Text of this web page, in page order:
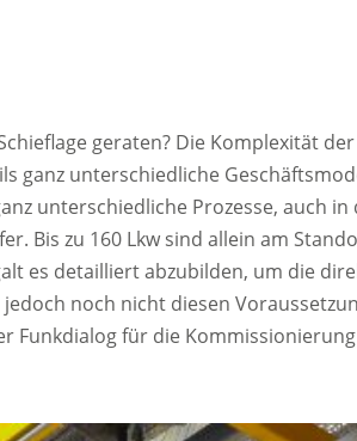
geraten? Die Komplexität
unterschiedliche
unterschiedliche Prozesse, auch
zu 160 Lkw sind allein am
detailliert abzubilden, um die
noch nicht diesen
für die